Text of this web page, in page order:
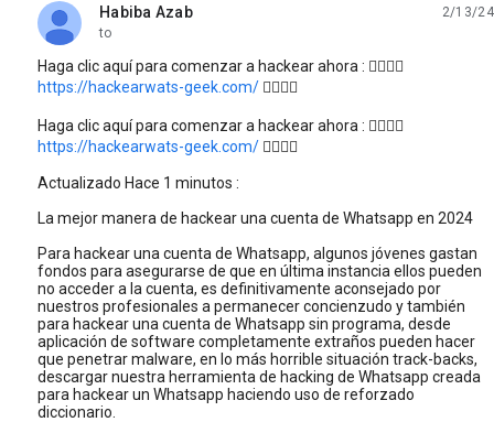
Habiba Azab
unread,
2/13/24
to
Haga clic aquí para comenzar a hackear ahora : 👉🏻👉🏻
https://hackearwats-geek.com/ 👈🏻👈🏻
Haga clic aquí para comenzar a hackear ahora : 👉🏻👉🏻
https://hackearwats-geek.com/ 👈🏻👈🏻
Actualizado Hace 1 minutos :
La mejor manera de hackear una cuenta de Whatsapp en 2024
Para hackear una cuenta de Whatsapp, algunos jóvenes gastan
fondos para asegurarse de que en última instancia ellos pueden
no acceder a la cuenta, es definitivamente aconsejado por
nuestros profesionales a permanecer concienzudo y también
para hackear una cuenta de Whatsapp sin programa, desde
aplicación de software completamente extraños pueden hacer
que penetrar malware, en lo más horrible situación track-backs,
descargar nuestra herramienta de hacking de Whatsapp creada
para hackear un Whatsapp haciendo uso de reforzado
diccionario.